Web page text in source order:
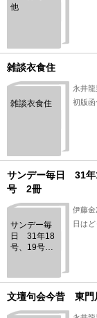
他
雑談衣食住
雑談衣食住
永井
初版
サンデー毎日 31年
号 2冊
サンデー毎
日 31年18
号、19号
日号 2冊
伊藤
日は
文壇句会今昔 東門